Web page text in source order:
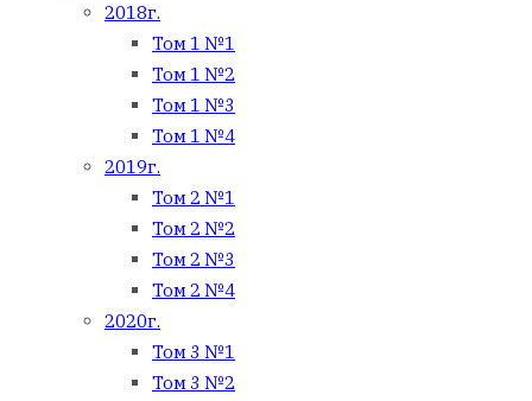
2018г.
Том 1 №1
Том 1 №2
Том 1 №3
Том 1 №4
2019г.
Том 2 №1
Том 2 №2
Том 2 №3
Том 2 №4
2020г.
Том 3 №1
Том 3 №2